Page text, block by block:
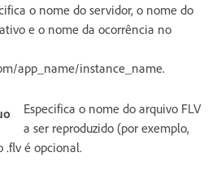
o nome do servidor, o nome do
e o nome da ocorrência no
app_name/instance_name.
Especifica o nome do arquivo FLV
a ser reproduzido (por exemplo,
.flv é opcional.